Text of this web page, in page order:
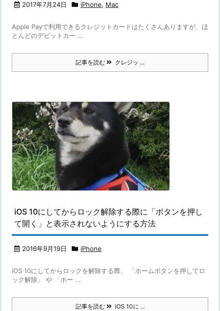
2017年7月24日 iPhone, Mac
Apple Payで利用できるクレジットカードはたくさんありますが、ほ
とんどのデビットカー ...
記事を読む クレジッ ...
iOS 10にしてからロック解除する際に「ボタンを押し
て開く」と表示されないようにする方法
2016年9月19日 iPhone
iOS 10にしてからロックを解除する際、 「ホームボタンを押してロ
ック解除」 や 「ホー ...
記事を読む iOS 10に ...